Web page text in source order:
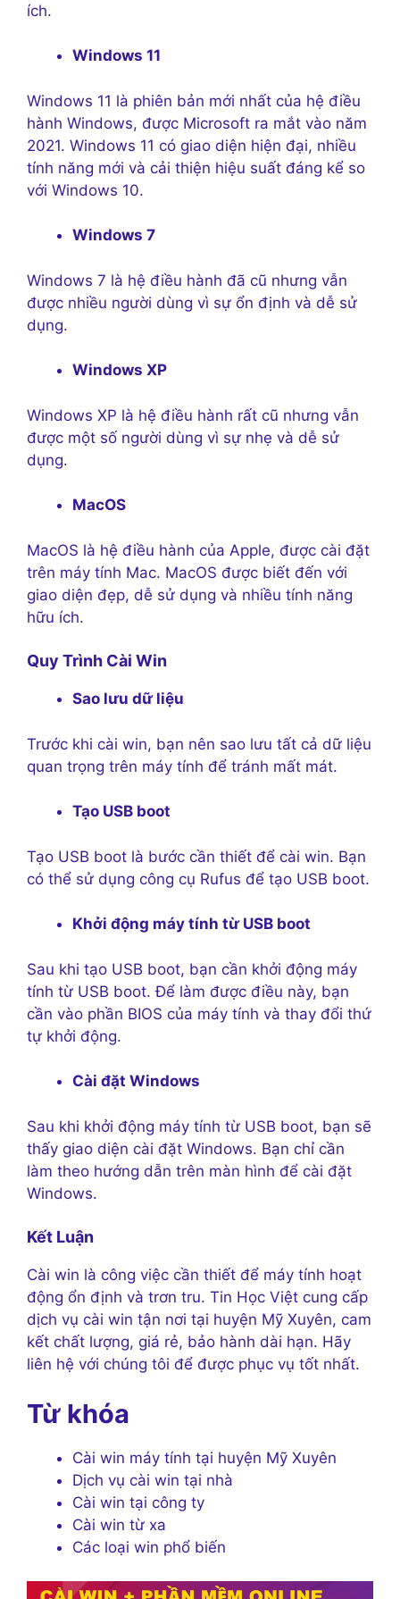
ích.
Windows 11
Windows 11 là phiên bản mới nhất của hệ điều
hành Windows, được Microsoft ra mắt vào năm
2021. Windows 11 có giao diện hiện đại, nhiều
tính năng mới và cải thiện hiệu suất đáng kể so
với Windows 10.
Windows 7
Windows 7 là hệ điều hành đã cũ nhưng vẫn
được nhiều người dùng vì sự ổn định và dễ sử
dụng.
Windows XP
Windows XP là hệ điều hành rất cũ nhưng vẫn
được một số người dùng vì sự nhẹ và dễ sử
dụng.
MacOS
MacOS là hệ điều hành của Apple, được cài đặt
trên máy tính Mac. MacOS được biết đến với
giao diện đẹp, dễ sử dụng và nhiều tính năng
hữu ích.
Quy Trình Cài Win
Sao lưu dữ liệu
Trước khi cài win, bạn nên sao lưu tất cả dữ liệu
quan trọng trên máy tính để tránh mất mát.
Tạo USB boot
Tạo USB boot là bước cần thiết để cài win. Bạn
có thể sử dụng công cụ Rufus để tạo USB boot.
Khởi động máy tính từ USB boot
Sau khi tạo USB boot, bạn cần khởi động máy
tính từ USB boot. Để làm được điều này, bạn
cần vào phần BIOS của máy tính và thay đổi thứ
tự khởi động.
Cài đặt Windows
Sau khi khởi động máy tính từ USB boot, bạn sẽ
thấy giao diện cài đặt Windows. Bạn chỉ cần
làm theo hướng dẫn trên màn hình để cài đặt
Windows.
Kết Luận
Cài win là công việc cần thiết để máy tính hoạt
động ổn định và trơn tru. Tin Học Việt cung cấp
dịch vụ cài win tận nơi tại huyện Mỹ Xuyên, cam
kết chất lượng, giá rẻ, bảo hành dài hạn. Hãy
liên hệ với chúng tôi để được phục vụ tốt nhất.
Từ khóa
Cài win máy tính tại huyện Mỹ Xuyên
Dịch vụ cài win tại nhà
Cài win tại công ty
Cài win từ xa
Các loại win phổ biến